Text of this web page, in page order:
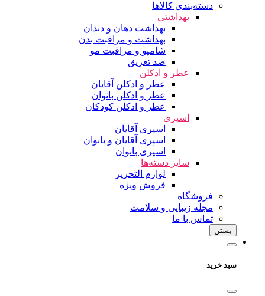
دسته‌بندی کالاها
بهداشتی
بهداشت دهان و دندان
بهداشت و مراقبت بدن
شامپو و مراقبت مو
ضد تعریق
عطر و ادکلن
عطر و ادکلن آقایان
عطر و ادکلن بانوان
عطر و ادکلن کودکان
اسپری
اسپری آقایان
اسپری آقایان و بانوان
اسپری بانوان
سایر دسته‌ها
لوازم التحریر
فروش ویژه
فروشگاه
مجله زیبایی و سلامت
تماس با ما
بستن
سبد خرید